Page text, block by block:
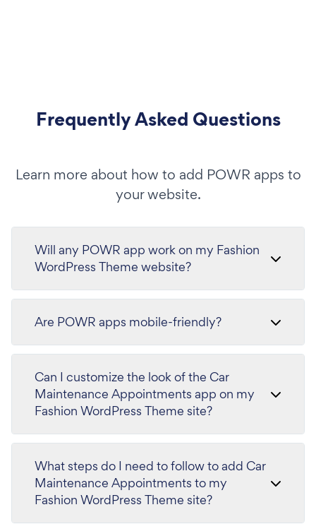
Frequently Asked Questions
Learn more about how to add POWR apps to
your website.
Will any POWR app work on my Fashion
WordPress Theme website?
Are POWR apps mobile-friendly?
Can I customize the look of the Car
Maintenance Appointments app on my
Fashion WordPress Theme site?
What steps do I need to follow to add Car
Maintenance Appointments to my
Fashion WordPress Theme site?